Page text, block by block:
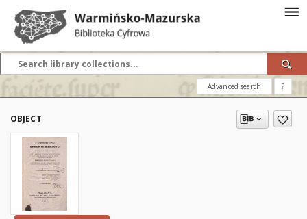
Advanced search ?
OBJECT